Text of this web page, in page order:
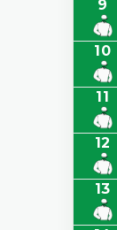
9
10
11
12
13